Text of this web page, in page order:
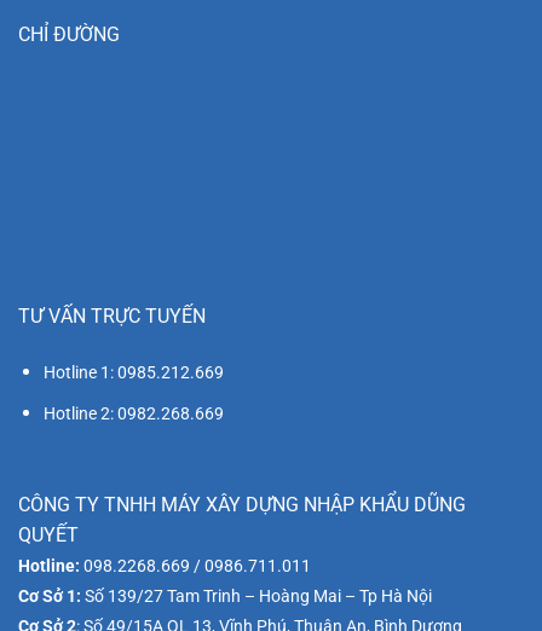
CHỈ ĐƯỜNG
TƯ VẤN TRỰC TUYẾN
Hotline 1: 0985.212.669
Hotline 2: 0982.268.669
CÔNG TY TNHH MÁY XÂY DỰNG NHẬP KHẨU DŨNG
QUYẾT
Hotline: 098.2268.669 / 0986.711.011
Cơ Sở 1: Số 139/27 Tam Trinh – Hoàng Mai – Tp Hà Nội
Cơ Sở 2: Số 49/15A QL 13, Vĩnh Phú, Thuận An, Bình Dương